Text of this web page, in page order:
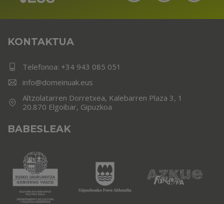
KONTAKTUA
Telefonoa: +34 943 085 051
info@domeinuak.eus
Altzolatarren Dorretxea, Kalebarren Plaza 3, 1
20.870 Elgoibar, Gipuzkoa
BABESLEAK